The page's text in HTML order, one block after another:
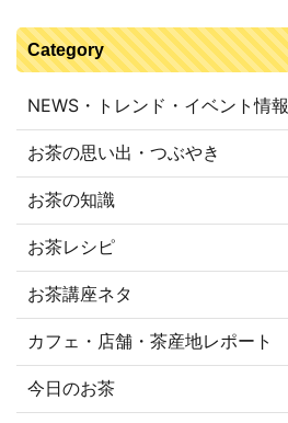
Category
NEWS・トレンド・イベント情報
お茶の思い出・つぶやき
お茶の知識
お茶レシピ
お茶講座ネタ
カフェ・店舗・茶産地レポート
今日のお茶